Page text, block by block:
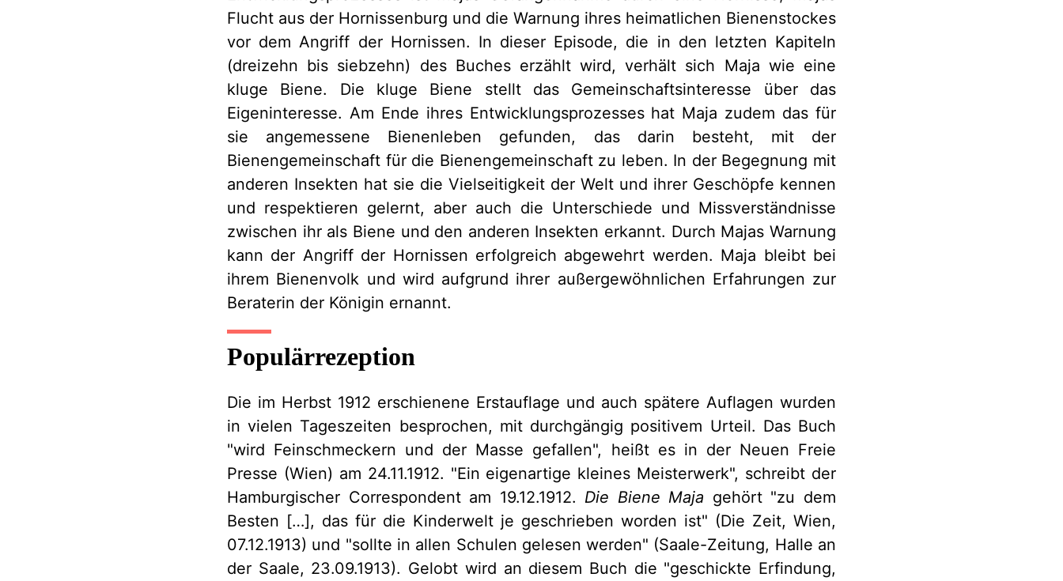
Flucht aus der Hornissenburg und die Warnung ihres heimatlichen Bienenstockes
vor dem Angriff der Hornissen. In dieser Episode, die in den letzten Kapiteln
(dreizehn bis siebzehn) des Buches erzählt wird, verhält sich Maja wie eine
kluge Biene. Die kluge Biene stellt das Gemeinschaftsinteresse über das
Eigeninteresse. Am Ende ihres Entwicklungsprozesses hat Maja zudem das für
sie angemessene Bienenleben gefunden, das darin besteht, mit der
Bienengemeinschaft für die Bienengemeinschaft zu leben. In der Begegnung mit
anderen Insekten hat sie die Vielseitigkeit der Welt und ihrer Geschöpfe kennen
und respektieren gelernt, aber auch die Unterschiede und Missverständnisse
zwischen ihr als Biene und den anderen Insekten erkannt. Durch Majas Warnung
kann der Angriff der Hornissen erfolgreich abgewehrt werden. Maja bleibt bei
ihrem Bienenvolk und wird aufgrund ihrer außergewöhnlichen Erfahrungen zur
Beraterin der Königin ernannt.
Populärrezeption
Die im Herbst 1912 erschienene Erstauflage und auch spätere Auflagen wurden
in vielen Tageszeiten besprochen, mit durchgängig positivem Urteil. Das Buch
"wird Feinschmeckern und der Masse gefallen", heißt es in der Neuen Freie
Presse (Wien) am 24.11.1912. "Ein eigenartige kleines Meisterwerk", schreibt der
Hamburgischer Correspondent am 19.12.1912. Die Biene Maja gehört "zu dem
Besten […], das für die Kinderwelt je geschrieben worden ist" (Die Zeit, Wien,
07.12.1913) und "sollte in allen Schulen gelesen werden" (Saale-Zeitung, Halle an
der Saale, 23.09.1913). Gelobt wird an diesem Buch die "geschickte Erfindung,